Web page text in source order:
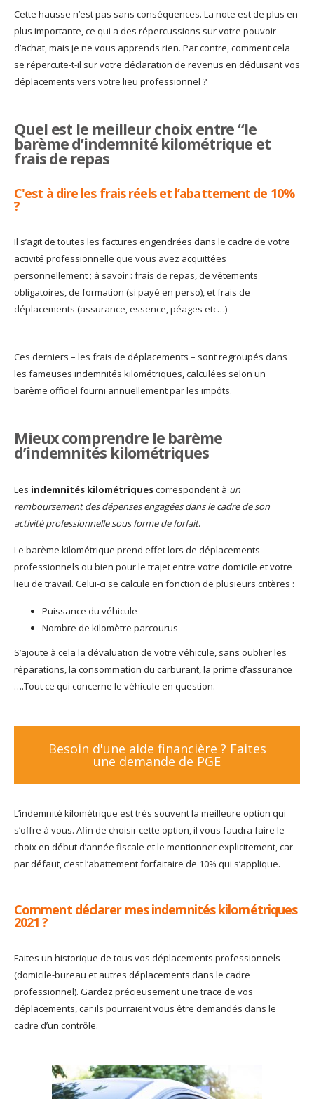
Cette hausse n’est pas sans conséquences. La note est de plus en
plus importante, ce qui a des répercussions sur votre pouvoir
d’achat, mais je ne vous apprends rien. Par contre, comment cela
se répercute-t-il sur votre déclaration de revenus en déduisant vos
déplacements vers votre lieu professionnel ?
Quel est le meilleur choix entre “le
barème d’indemnité kilométrique et
frais de repas
C'est à dire les frais réels et l’abattement de 10%
?
Il s’agit de toutes les factures engendrées dans le cadre de votre
activité professionnelle que vous avez acquittées
personnellement ; à savoir : frais de repas, de vêtements
obligatoires, de formation (si payé en perso), et frais de
déplacements (assurance, essence, péages etc…)
Ces derniers – les frais de déplacements – sont regroupés dans
les fameuses indemnités kilométriques, calculées selon un
barème officiel fourni annuellement par les impôts.
Mieux comprendre le barème
d’indemnités kilométriques
Les indemnités kilométriquescorrespondent à un
remboursement desdépenses engagées dans le cadre de son
activité professionnelle sous forme de forfait.
Le barème kilométrique prend effet lors de déplacements
professionnels ou bien pour le trajet entre votre domicile et votre
lieu de travail. Celui-ci se calcule en fonction de plusieurs critères :
Puissance du véhicule
Nombre de kilomètre parcourus
S’ajoute à cela la dévaluation de votre véhicule, sans oublier les
réparations, la consommation du carburant, la prime d’assurance
….Tout ce qui concerne le véhicule en question.
Besoin d'une aide financière ? Faites
une demande de PGE
L’indemnité kilométrique est très souvent la meilleure option qui
s’offre à vous. Afin de choisir cette option, il vous faudra faire le
choix en début d’année fiscale et le mentionner explicitement, car
par défaut, c’est l’abattement forfaitaire de 10% qui s’applique.
Comment déclarer mes indemnités kilométriques
2021 ?
Faites un historique de tous vos déplacements professionnels
(domicile-bureau et autres déplacements dans le cadre
professionnel). Gardez précieusement une trace de vos
déplacements, car ils pourraient vous être demandés dans le
cadre d’un contrôle.